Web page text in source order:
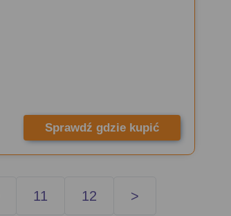
Sprawdź gdzie kupić
11 12 >